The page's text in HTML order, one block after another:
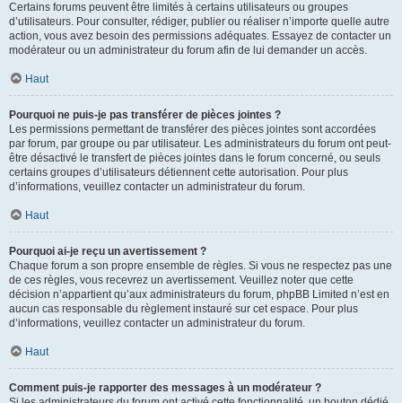
Certains forums peuvent être limités à certains utilisateurs ou groupes
d’utilisateurs. Pour consulter, rédiger, publier ou réaliser n’importe quelle autre
action, vous avez besoin des permissions adéquates. Essayez de contacter un
modérateur ou un administrateur du forum afin de lui demander un accès.
Haut
Pourquoi ne puis-je pas transférer de pièces jointes ?
Les permissions permettant de transférer des pièces jointes sont accordées
par forum, par groupe ou par utilisateur. Les administrateurs du forum ont peut-
être désactivé le transfert de pièces jointes dans le forum concerné, ou seuls
certains groupes d’utilisateurs détiennent cette autorisation. Pour plus
d’informations, veuillez contacter un administrateur du forum.
Haut
Pourquoi ai-je reçu un avertissement ?
Chaque forum a son propre ensemble de règles. Si vous ne respectez pas une
de ces règles, vous recevrez un avertissement. Veuillez noter que cette
décision n’appartient qu’aux administrateurs du forum, phpBB Limited n’est en
aucun cas responsable du règlement instauré sur cet espace. Pour plus
d’informations, veuillez contacter un administrateur du forum.
Haut
Comment puis-je rapporter des messages à un modérateur ?